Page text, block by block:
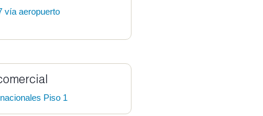
vía aeropuerto
Piso 1